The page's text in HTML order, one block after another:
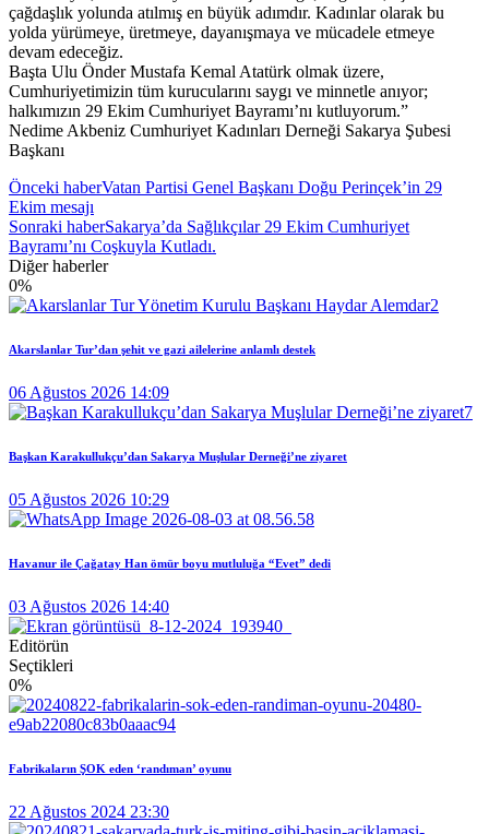
çağdaşlık yolunda atılmış en büyük adımdır. Kadınlar olarak bu
yolda yürümeye, üretmeye, dayanışmaya ve mücadele etmeye
devam edeceğiz.
Başta Ulu Önder Mustafa Kemal Atatürk olmak üzere,
Cumhuriyetimizin tüm kurucularını saygı ve minnetle anıyor;
halkımızın 29 Ekim Cumhuriyet Bayramı’nı kutluyorum.”
Nedime Akbeniz Cumhuriyet Kadınları Derneği Sakarya Şubesi
Başkanı
Önceki haberVatan Partisi Genel Başkanı Doğu Perinçek’in 29
Ekim mesajı
Sonraki haberSakarya’da Sağlıkçılar 29 Ekim Cumhuriyet
Bayramı’nı Coşkuyla Kutladı.
Diğer haberler
0%
Akarslanlar Tur’dan şehit ve gazi ailelerine anlamlı destek
06 Ağustos 2026 14:09
Başkan Karakullukçu’dan Sakarya Muşlular Derneği’ne ziyaret
05 Ağustos 2026 10:29
Havanur ile Çağatay Han ömür boyu mutluluğa “Evet” dedi
03 Ağustos 2026 14:40
Editörün
Seçtikleri
0%
Fabrikaların ŞOK eden ‘randıman’ oyunu
22 Ağustos 2024 23:30